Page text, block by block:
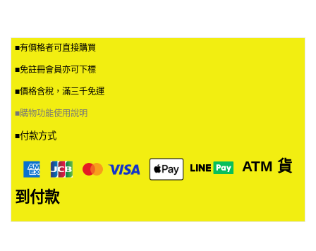
■有價格者可直接購買
■免註冊會員亦可下標
■價格含稅，滿三千免運
■購物功能使用說明
■付款方式
ATM 貨
到付款